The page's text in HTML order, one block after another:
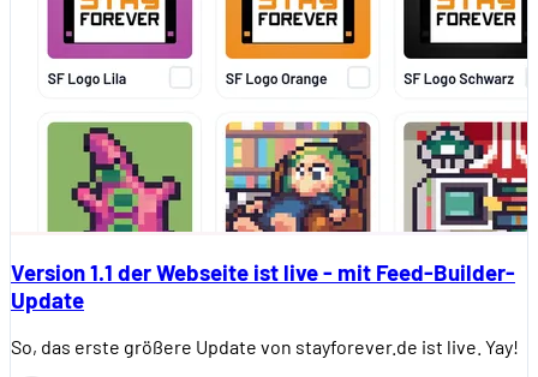
Version 1.1 der Webseite ist live - mit Feed-Builder-
Update
So, das erste größere Update von stayforever.de ist live. Yay!